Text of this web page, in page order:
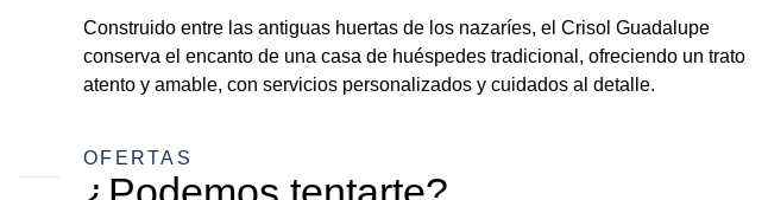
Construido entre las antiguas huertas de los nazaríes, el Crisol Guadalupe
conserva el encanto de una casa de huéspedes tradicional, ofreciendo un trato
atento y amable, con servicios personalizados y cuidados al detalle.
OFERTAS